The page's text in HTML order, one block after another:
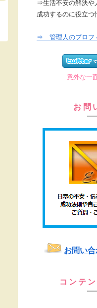
⇒生活不安の解決や
成功するのに役立つ
⇒ 管理人のプロフ
意外な一
お問
お問い
コンテ